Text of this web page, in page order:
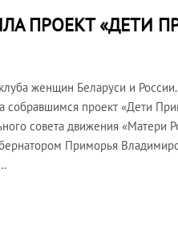
ПРОЕКТ «ДЕТИ
женщин Беларуси и
собравшимся проект «Дети
совета движения «Матери
Приморья